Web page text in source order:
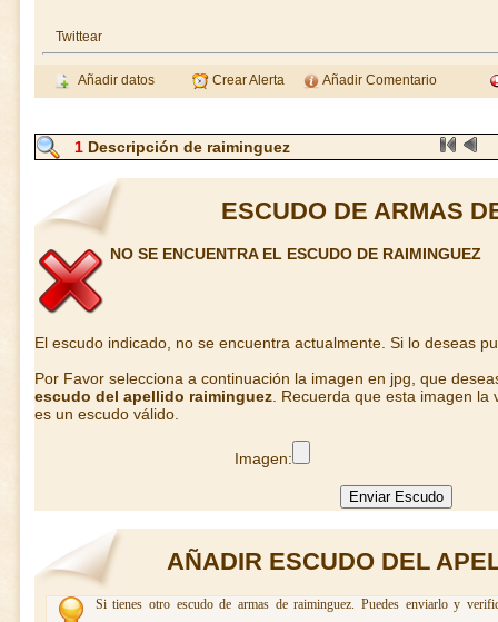
Twittear
Añadir datos Crear Alerta Añadir Comentario
1 Descripción de raiminguez
ESCUDO DE ARMAS
NO SE ENCUENTRA EL ESCUDO DE RAIMINGUEZ
El escudo indicado, no se encuentra actualmente. Si lo deseas
Por Favor selecciona a continuación la imagen en jpg, que
escudo del apellido raiminguez . Recuerda que esta imagen
es un escudo válido.
Imagen:
AÑADIR ESCUDO DEL
Si tienes otro escudo de armas de raiminguez. Puedes enviarlo y